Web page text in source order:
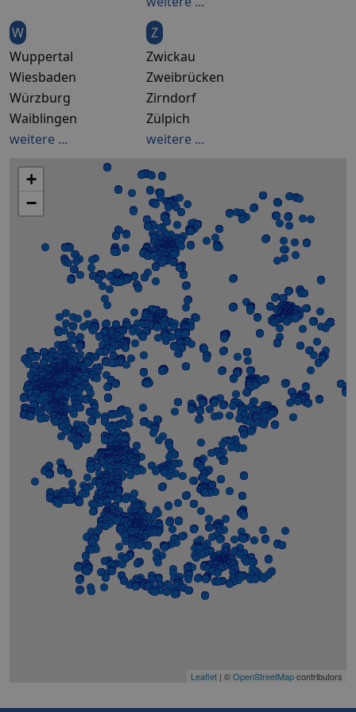
W
Wuppertal
Wiesbaden
Würzburg
Waiblingen
weitere ...
Z
Zwickau
Zweibrücken
Zirndorf
Zülpich
weitere ...
+
−
Leaflet | ©OpenStreetMapcontributors